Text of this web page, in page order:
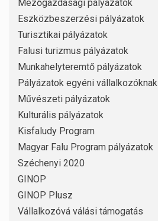
Mezőgazdasági pályázatok
Eszközbeszerzési pályázatok
Turisztikai pályázatok
Falusi turizmus pályázatok
Munkahelyteremtő pályázatok
Pályázatok egyéni vállalkozóknak
Művészeti pályázatok
Kulturális pályázatok
Kisfaludy Program
Magyar Falu Program pályázatok
Széchenyi 2020
GINOP
GINOP Plusz
Vállalkozóvá válási támogatás